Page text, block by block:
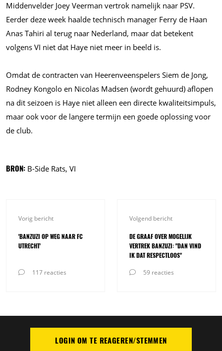
Middenvelder Joey Veerman vertrok namelijk naar PSV.
Eerder deze week haalde technisch manager Ferry de Haan
Anas Tahiri al terug naar Nederland, maar dat betekent
volgens VI niet dat Haye niet meer in beeld is.
Omdat de contracten van Heerenveenspelers Siem de Jong,
Rodney Kongolo en Nicolas Madsen (wordt gehuurd) aflopen
na dit seizoen is Haye niet alleen een directe kwaliteitsimpuls,
maar ook voor de langere termijn een goede oplossing voor
de club.
BRON: B-Side Rats, VI
Vorig bericht
'BANZUZI OP WEG NAAR FC
UTRECHT'
117 reacties
Volgend bericht
DE GRAAF OVER MOGELIJK
VERTREK BANZUZI: "DAN VIND
IK DAT RESPECTLOOS"
59 reacties
PLAATS REACTIELOGIN OM TE REAGEREN/STEMMEN